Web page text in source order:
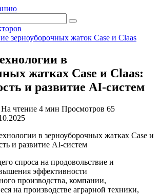
зерноуборочных жаток Case и Claas
в
жатках Case и Claas:
и развитие AI-систем
На чтение 4 мин Просмотров 65
в зерноуборочных жатках Case и
и развитие AI-систем
спроса на продовольствие и
эффективности
производства, компании,
на производстве аграрной техники,